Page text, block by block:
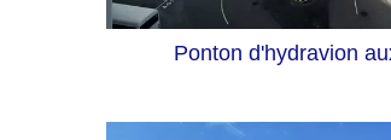
Ponton d'hydravion